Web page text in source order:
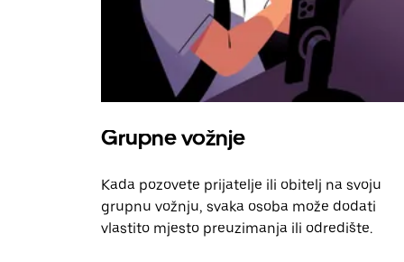
Grupne vožnje
Kada pozovete prijatelje ili obitelj na svoju
grupnu vožnju, svaka osoba može dodati
vlastito mjesto preuzimanja ili odredište.